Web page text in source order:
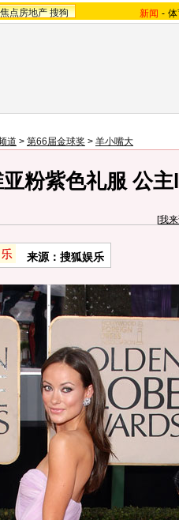
焦点房地产 搜狗 新闻 -
道 > 第66届金球奖 > 羊小嘴大
粉紫色礼服 公
[我
来源：搜狐娱乐